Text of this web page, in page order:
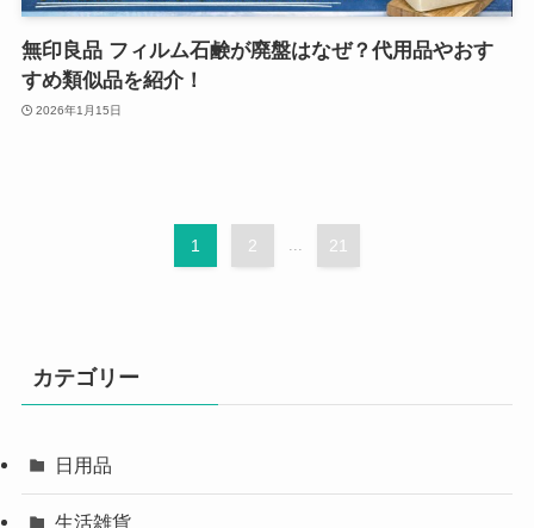
無印良品 フィルム石鹸が廃盤はなぜ？代用品やおす
すめ類似品を紹介！
2026年1月15日
1 2 ... 21
カテゴリー
日用品
生活雑貨